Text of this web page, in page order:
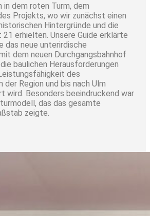
in dem roten Turm, dem
Projekts, wo wir zunächst einen
Hintergründe und die
erhielten. Unsere Guide erklärte
das neue unterirdische
dem neuen Durchgangsbahnhof
baulichen Herausforderungen
des
der Region und bis nach Ulm
wird. Besonders beeindruckend war
das das gesamte
zeigte.